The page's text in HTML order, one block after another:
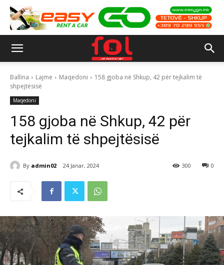
Ballina Lajme Maqedoni
158 gjoba në Shkup, 42 për tejkalim të
shpejtësisë
Maqedoni
158 gjoba në Shkup, 42 për
tejkalim të shpejtësisë
By admin02 24 Janar, 2024 0
300